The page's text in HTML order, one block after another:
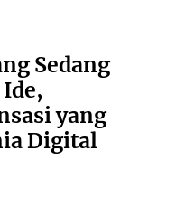
Sedang
yang
Digital